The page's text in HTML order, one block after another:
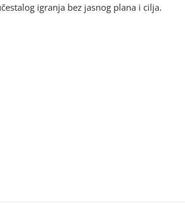
igranja bez jasnog plana i cilja.